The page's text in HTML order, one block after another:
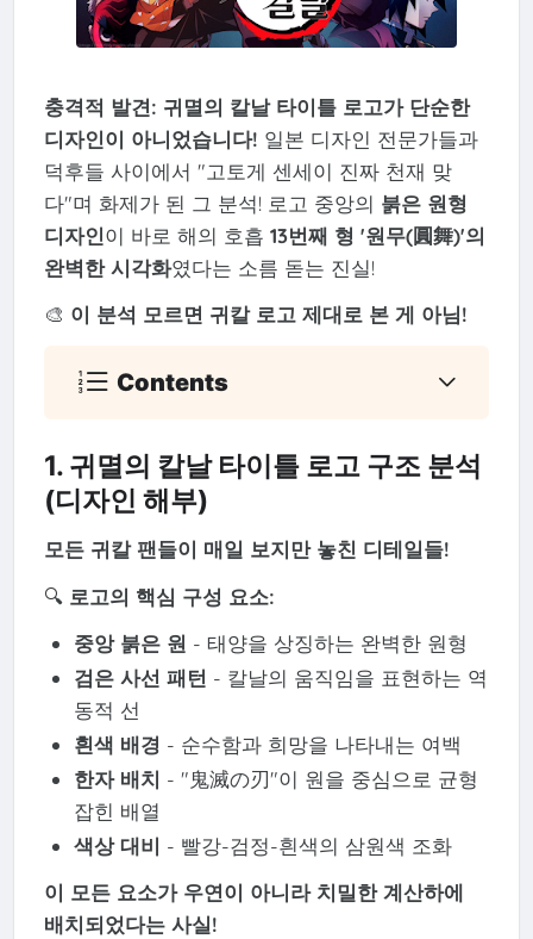
충격적 발견: 귀멸의 칼날 타이틀 로고가 단순한
디자인이 아니었습니다! 일본 디자인 전문가들과
덕후들 사이에서 "고토게 센세이 진짜 천재 맞
다"며 화제가 된 그 분석! 로고 중앙의 붉은 원형
디자인이 바로 해의 호흡 13번째 형 '원무(圓舞)'의
완벽한 시각화였다는 소름 돋는 진실!
🎨 이 분석 모르면 귀칼 로고 제대로 본 게 아님!
Contents
1. 귀멸의 칼날 타이틀 로고 구조 분석
(디자인 해부)
모든 귀칼 팬들이 매일 보지만 놓친 디테일들!
🔍 로고의 핵심 구성 요소:
중앙 붉은 원 - 태양을 상징하는 완벽한 원형
검은 사선 패턴 - 칼날의 움직임을 표현하는 역
동적 선
흰색 배경 - 순수함과 희망을 나타내는 여백
한자 배치 - "鬼滅の刃"이 원을 중심으로 균형
잡힌 배열
색상 대비 - 빨강-검정-흰색의 삼원색 조화
이 모든 요소가 우연이 아니라 치밀한 계산하에
배치되었다는 사실!